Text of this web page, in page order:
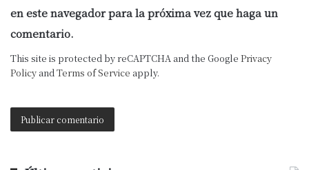
en este navegador para la próxima vez que haga un
comentario.
This site is protected by reCAPTCHA and the Google Privacy
Policy andTerms of Service apply.